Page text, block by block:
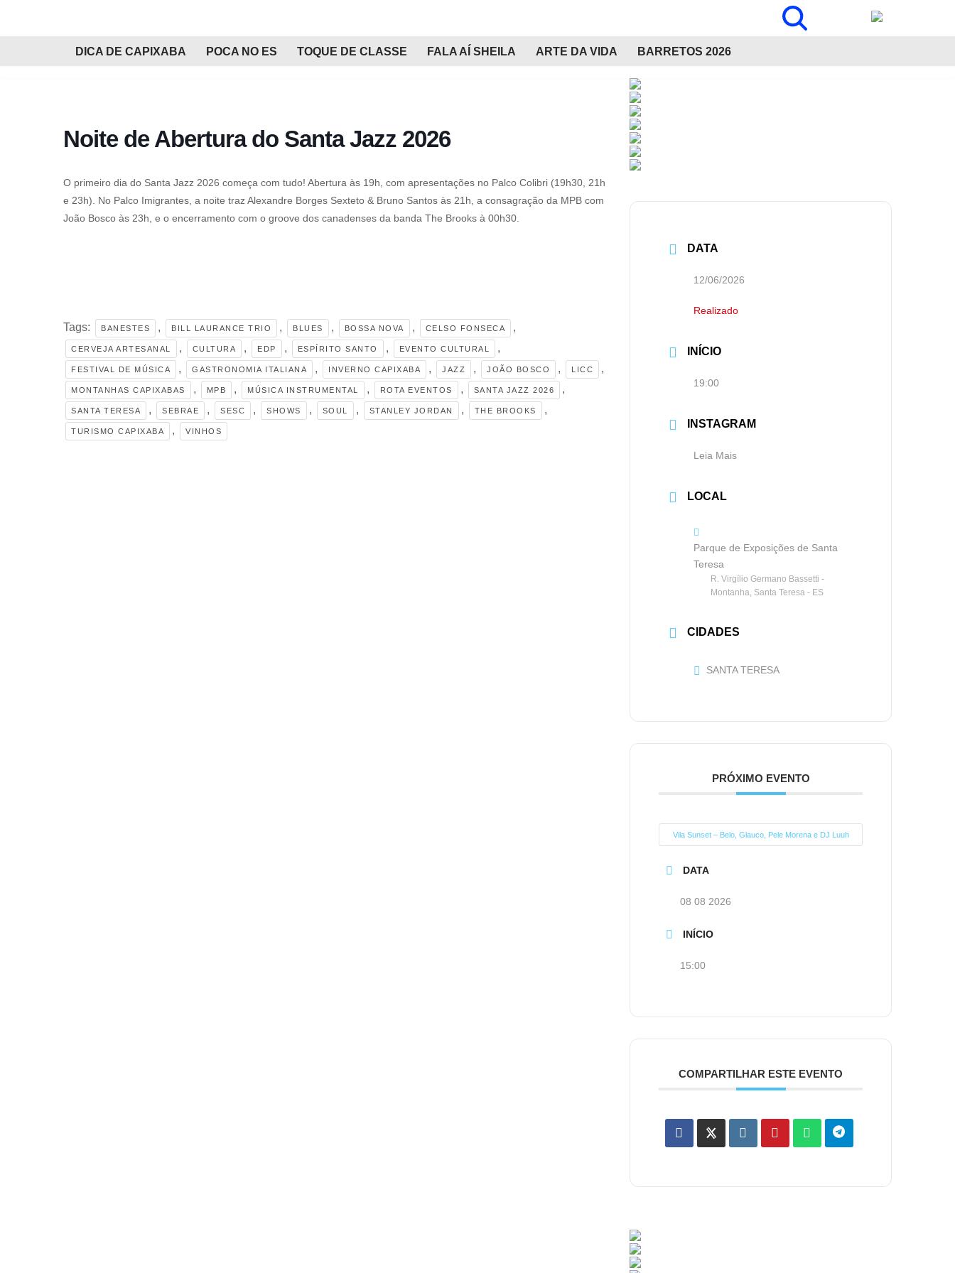
DICA DE CAPIXABA POCA NO ES TOQUE DE CLASSE FALA AÍ SHEILA ARTE DA VIDA BARRETOS 2026
Noite de Abertura do Santa Jazz 2026
O primeiro dia do Santa Jazz 2026 começa com tudo! Abertura às 19h, com apresentações no Palco Colibri (19h30, 21h
e 23h). No Palco Imigrantes, a noite traz Alexandre Borges Sexteto & Bruno Santos às 21h, a consagração da MPB com
João Bosco às 23h, e o encerramento com o groove dos canadenses da banda The Brooks à 00h30.
Tags: BANESTES , BILL LAURANCE TRIO , BLUES , BOSSA NOVA , CELSO FONSECA ,
CERVEJA ARTESANAL , CULTURA , EDP , ESPÍRITO SANTO , EVENTO CULTURAL ,
FESTIVAL DE MÚSICA , GASTRONOMIA ITALIANA , INVERNO CAPIXABA , JAZZ , JOÃO BOSCO , LICC ,
MONTANHAS CAPIXABAS , MPB , MÚSICA INSTRUMENTAL , ROTA EVENTOS , SANTA JAZZ 2026 ,
SANTA TERESA , SEBRAE , SESC , SHOWS , SOUL , STANLEY JORDAN , THE BROOKS ,
TURISMO CAPIXABA , VINHOS
DATA
12/06/2026
Realizado
INÍCIO
19:00
INSTAGRAM
Leia Mais
LOCAL
Parque de Exposições de Santa
Teresa
R. Virgílio Germano Bassetti -
Montanha, Santa Teresa - ES
CIDADES
SANTA TERESA
PRÓXIMO EVENTO
Vila Sunset – Belo, Glauco, Pele Morena e DJ Luuh
DATA
08 08 2026
INÍCIO
15:00
COMPARTILHAR ESTE EVENTO